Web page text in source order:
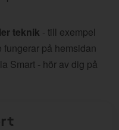
teknik - till exempel
på hemsidan
Smart - hör av dig på